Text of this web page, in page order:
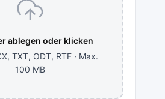
ablegen oder klicken
TXT, ODT, RTF · Max.
100 MB